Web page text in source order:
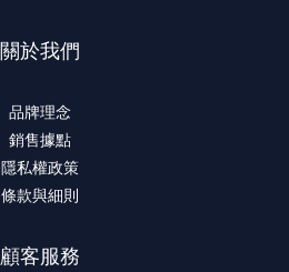
關於我們
品牌理念
銷售據點
隱私權政策
條款與細則
顧客服務